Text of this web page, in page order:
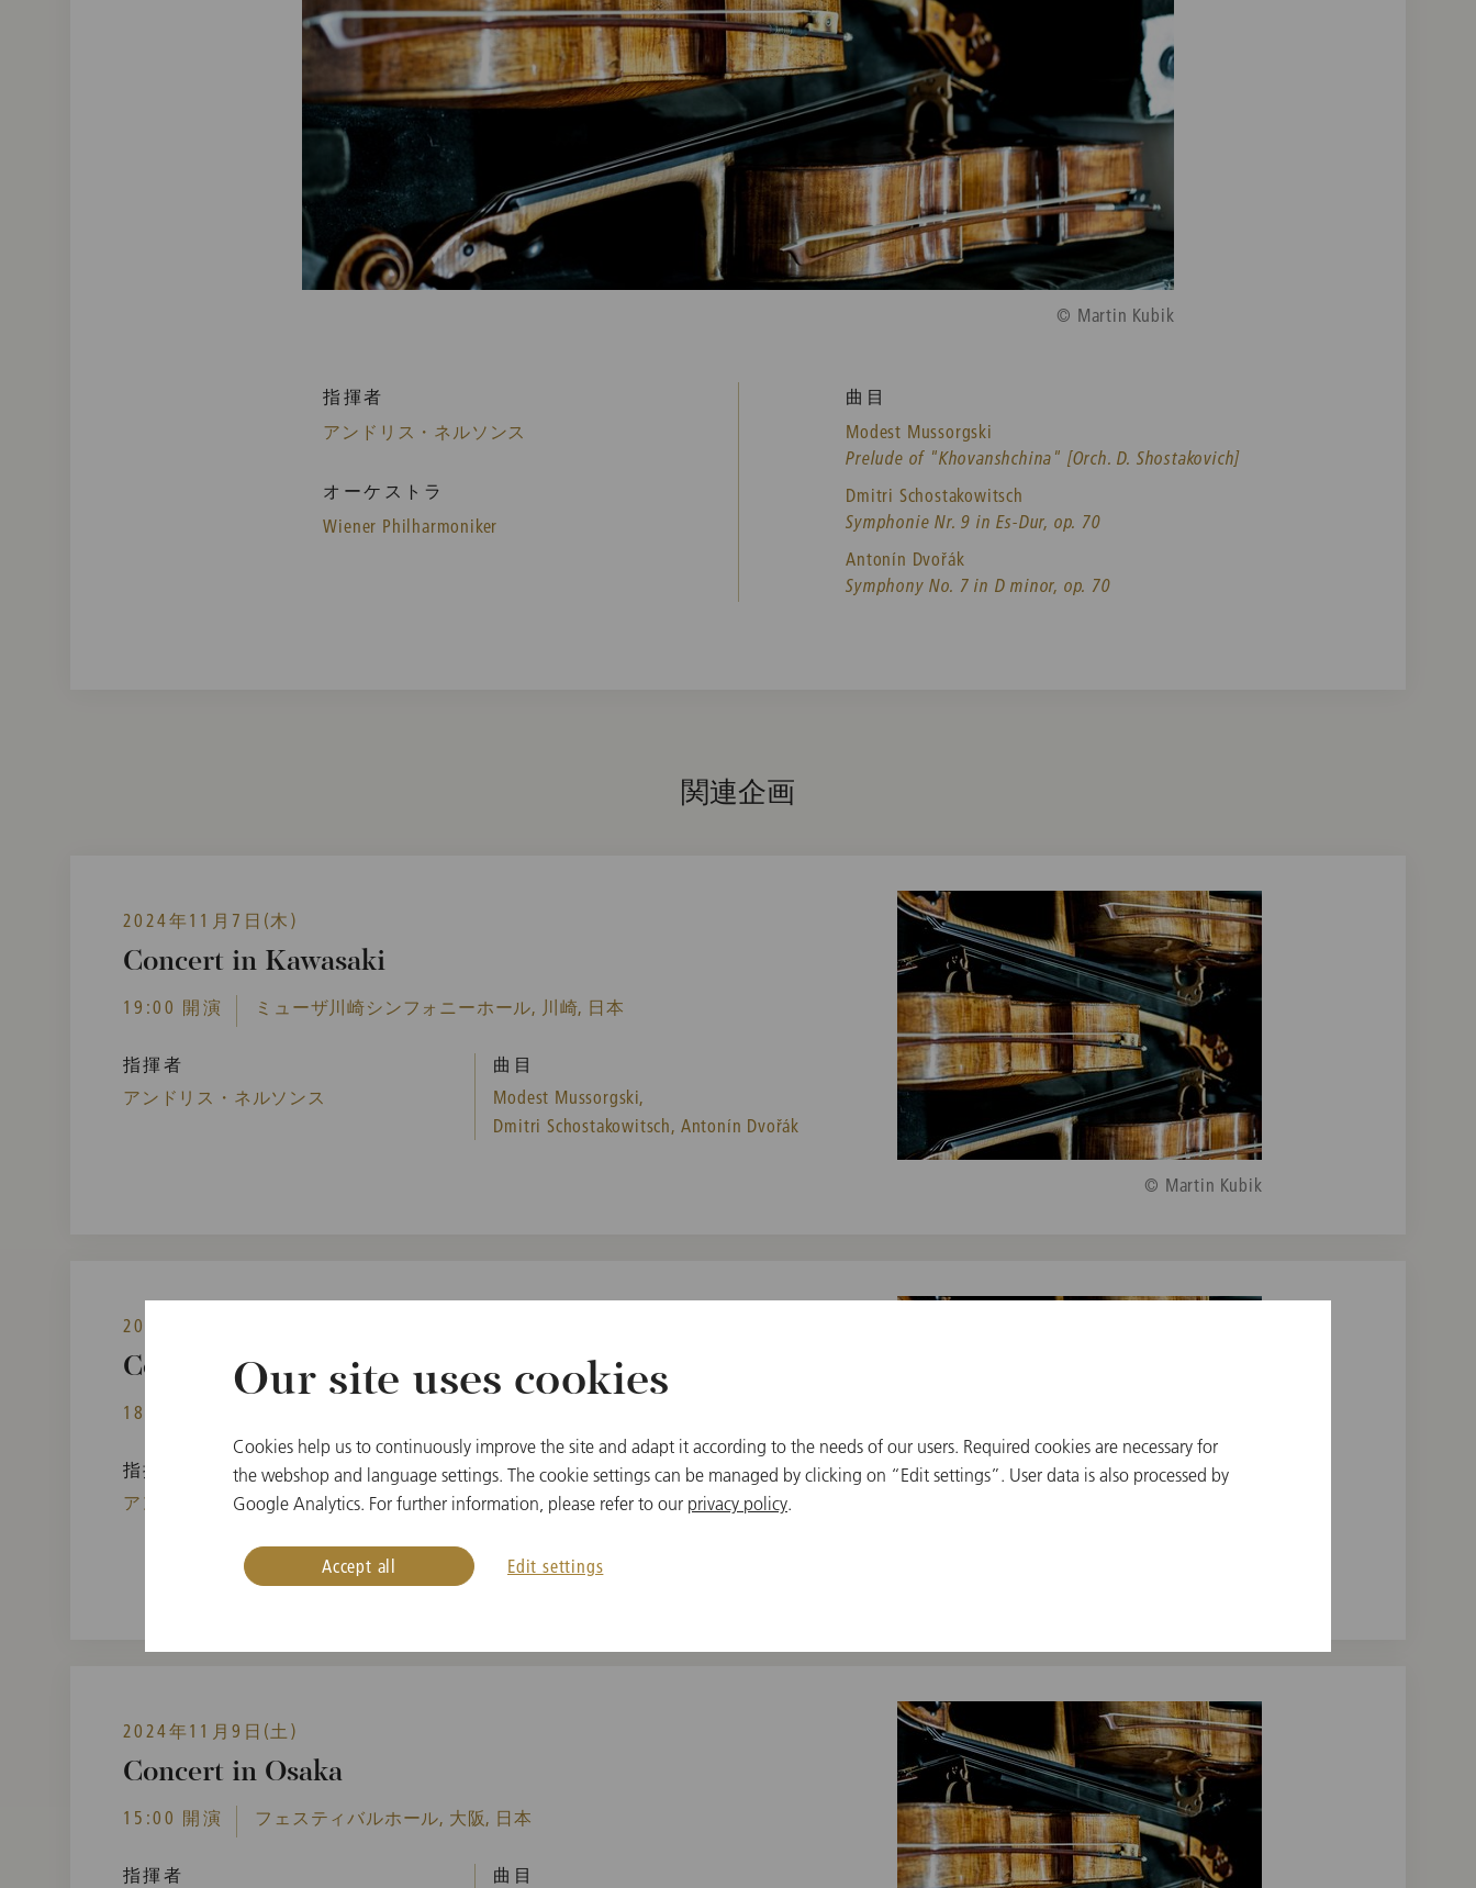
© Martin Kubik
指揮者
アンドリス・ネルソンス
オーケストラ
Wiener Philharmoniker
曲目
Modest Mussorgski
Prelude of "Khovanshchina" [Orch. D. Shostakovich]
Dmitri Schostakowitsch
Symphonie Nr. 9 in Es-Dur, op. 70
Antonín Dvořák
Symphony No. 7 in D minor, op. 70
関連企画
2024年11月7日(木)
Concert in Kawasaki
19:00 開演 ミューザ川崎シンフォニーホール, 川崎, 日本
指揮者
アンドリス・ネルソンス
曲目
Modest Mussorgski,
Dmitri Schostakowitsch, Antonín Dvořák
© Martin Kubik
2024年11月8日(金)
Concert in Hamamatsu
18:30 開演
指揮者
アンドリス・ネルソンス
曲目
Ludwig van Beethoven,Richard Strauss
2024年11月9日(土)
Concert in Osaka
15:00 開演 フェスティバルホール, 大阪, 日本
指揮者
曲目
Our site uses cookies
Cookies help us to continuously improve the site and adapt it according to the needs of our users. Required cookies are necessary for
the webshop and language settings. The cookie settings can be managed by clicking on “Edit settings”. User data is also processed by
Google Analytics. For further information, please refer to our privacy policy.
Edit settings
Accept all